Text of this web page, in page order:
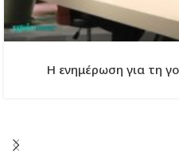
Η ενημέρωση για τη